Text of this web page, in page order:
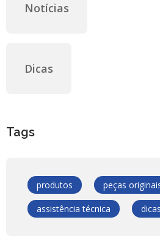
Notícias
Dicas
Tags
produtos peças
assistência técnica dicas